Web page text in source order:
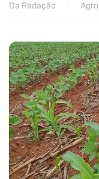
Da Redação Agro